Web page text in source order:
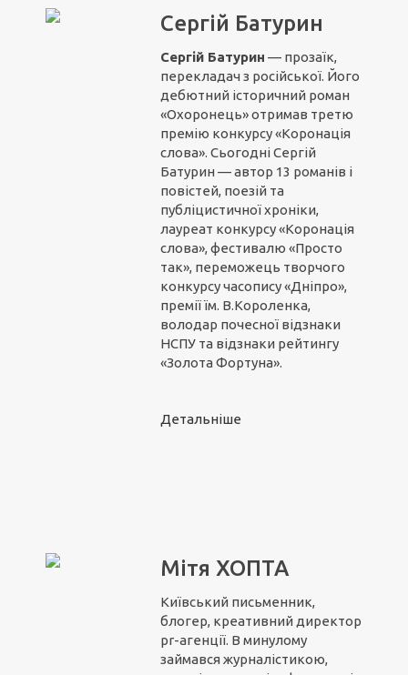
Сергій Батурин
Сергій Батурин — прозаїк,
перекладач з російської. Його
дебютний історичний роман
«Охоронець» отримав третю
премію конкурсу «Коронація
слова». Сьогодні Сергій
Батурин — автор 13 романів і
повістей, поезій та
публіцистичної хроніки,
лауреат конкурсу «Коронація
слова», фестивалю «Просто
так», переможець творчого
конкурсу часопису «Дніпро»,
премії їм. В.Короленка,
володар почесної відзнаки
НСПУ та відзнаки рейтингу
«Золота Фортуна».
Детальніше
Мітя ХОПТА
Київський письменник,
блогер, креативний директор
pr-агенції. В минулому
займався журналістикою,